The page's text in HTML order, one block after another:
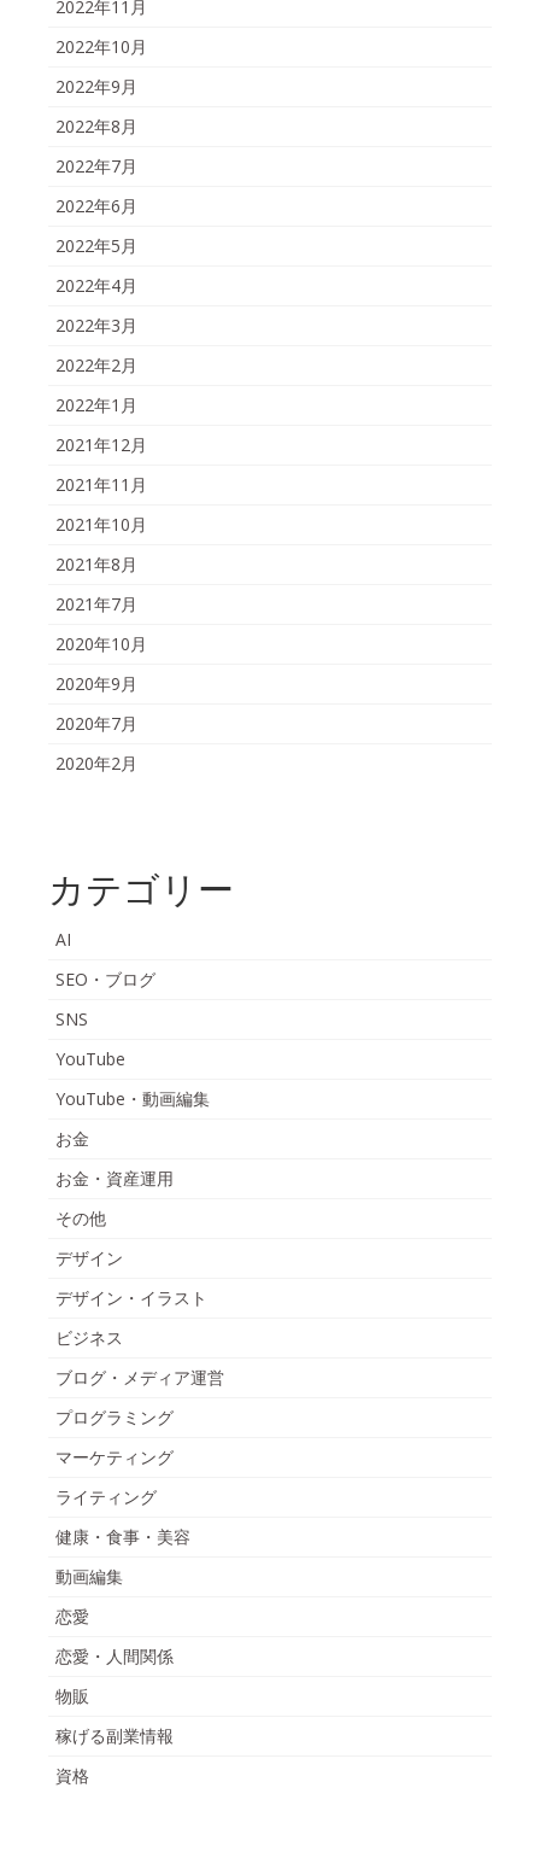
2022年11月
2022年10月
2022年9月
2022年8月
2022年7月
2022年6月
2022年5月
2022年4月
2022年3月
2022年2月
2022年1月
2021年12月
2021年11月
2021年10月
2021年8月
2021年7月
2020年10月
2020年9月
2020年7月
2020年2月
カテゴリー
AI
SEO・ブログ
SNS
YouTube
YouTube・動画編集
お金
お金・資産運用
その他
デザイン
デザイン・イラスト
ビジネス
ブログ・メディア運営
プログラミング
マーケティング
ライティング
健康・食事・美容
動画編集
恋愛
恋愛・人間関係
物販
稼げる副業情報
資格